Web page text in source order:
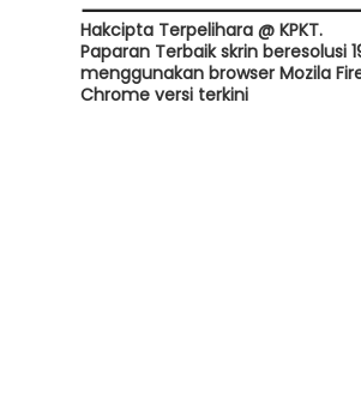
Hakcipta Terpelihara @ KPKT.
Paparan Terbaik skrin beresolusi
menggunakan browser Mozila
Chrome versi terkini